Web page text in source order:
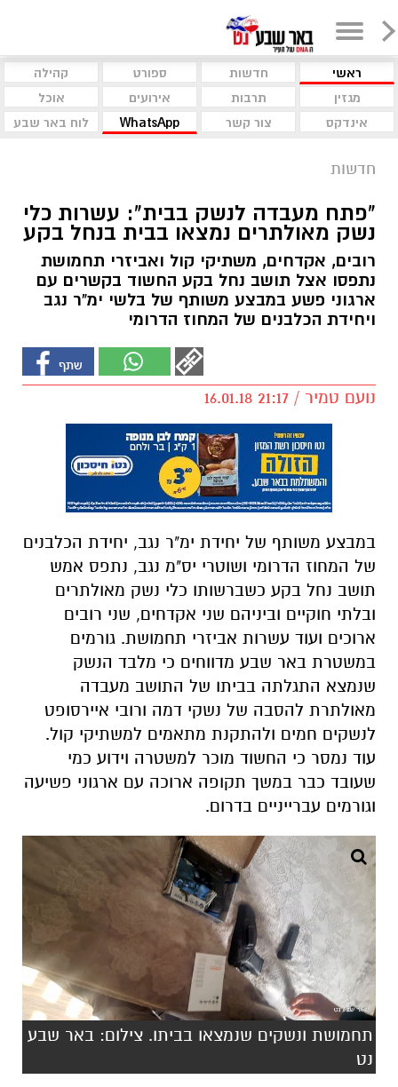
ראשי חדשות ספורט
קהילה
מגזין
תרבות אירועים
אוכל
אינדקס
צור קשר WhatsApp לוח באר שבע
חדשות
"פתח מעבדה לנשק בבית": עשרות כלי
נשק מאולתרים נמצאו בבית בנחל בקע
רובים, אקדחים, משתיקי קול ואביזרי תחמושת
נתפסו אצל תושב נחל בקע החשוד בקשרים עם
ארגוני פשע במבצע משותף של בלשי ימ"ר נגב
ויחידת הכלבנים של המחוז הדרומי
נועם טמיר / 21:17 16.01.18
במבצע משותף של יחידת ימ"ר נגב, יחידת הכלבנים
של המחוז הדרומי ושוטרי יס"מ נגב, נתפס אמש
תושב נחל בקע כשברשותו כלי נשק מאולתרים
ארוכים ועוד עשרות אביזרי תחמושת. גורמים
במשטרת באר שבע מדווחים כי מלבד הנשק
שנמצא התגלתה בביתו של התושב מעבדה
מאולתרת להסבה של נשקי דמה ורובי איירסופט
לנשקים חמים ולהתקנת מתאמים למשתיקי קול.
עוד נמסר כי החשוד מוכר למשטרה וידוע כמי
שעובד כבר במשך תקופה ארוכה עם ארגוני פשיעה
וגורמים עברייניים בדרום.
תחמושת ונשקים שנמצאו בביתו. צילום: באר שבע
נט
-